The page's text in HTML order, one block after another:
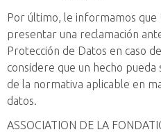
Por último, le informamos que
presentar una reclamación
Protección de Datos en caso
considere que un hecho
de la normativa aplicable en
datos.
ASSOCIATION DE LA